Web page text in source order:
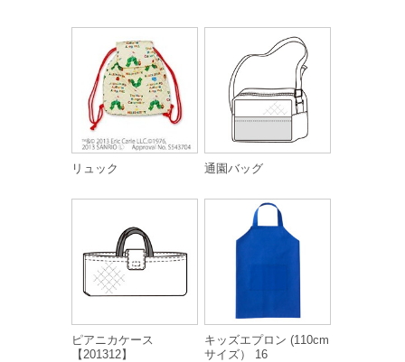
リュック 通園バッグ
ピアニカケース
【201312】
キッズエプロン (110cm
サイズ） 16